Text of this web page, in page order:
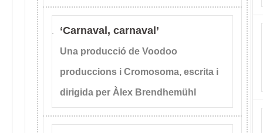
‘Carnaval, carnaval’
Una producció de Voodoo
produccions i Cromosoma, escrita i
dirigida per Àlex Brendhemühl